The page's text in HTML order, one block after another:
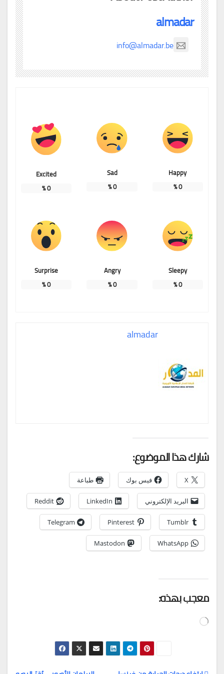
almadar
info@almadar.be
Happy
0
%
Sad
0
%
Excited
0
%
Sleepy
0
%
Angry
0
%
Surprise
0
%
almadar
شارك هذا الموضوع:
X فيس بوك طباعة
البريد الإلكتروني LinkedIn
Reddit
Tumblr
Pinterest
Telegram
WhatsApp
Mastodon
معجب بهذه:
جاري